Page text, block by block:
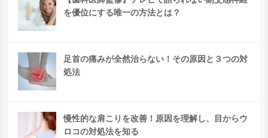
を優位にする唯一の方法とは？
足首の痛みが全然治らない！その原因と３つの対
処法
慢性的な肩こりを改善！原因を理解し、目からウ
ロコの対処法を知る